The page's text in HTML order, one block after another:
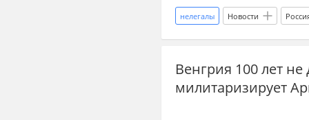
нелегалы Новости
Вооруженные силы Украины
новости СВО сейчас
золото авиация
Венгрия 100 лет не
милитаризирует